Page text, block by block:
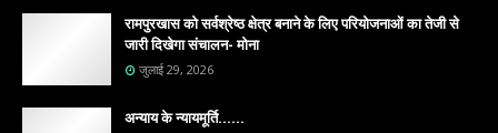
रामपुरखास को सर्वश्रेष्ठ क्षेत्र बनाने के लिए परियोजनाओं का तेजी से
जारी दिखेगा संचालन- मोना
जुलाई 29, 2026
अन्याय के न्यायमूर्ति......